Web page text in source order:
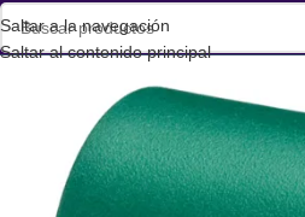
Saltar a la navegación
Saltar al contenido principal